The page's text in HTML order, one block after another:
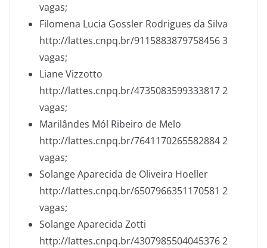
vagas;
Filomena Lucia Gossler Rodrigues da Silva
http://lattes.cnpq.br/9115883879758456 3
vagas;
Liane Vizzotto
http://lattes.cnpq.br/4735083599333817 2
vagas;
Marilândes Mól Ribeiro de Melo
http://lattes.cnpq.br/7641170265582884 2
vagas;
Solange Aparecida de Oliveira Hoeller
http://lattes.cnpq.br/6507966351170581 2
vagas;
Solange Aparecida Zotti
http://lattes.cnpq.br/4307985504045376 2